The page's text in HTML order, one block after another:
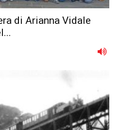
di Arianna Vidale